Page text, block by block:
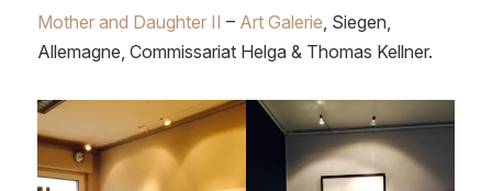
Mother and Daughter II – Art Galerie, Siegen,
Allemagne, Commissariat Helga & Thomas Kellner.